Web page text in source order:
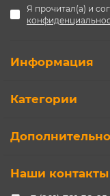
Я прочитал(а) и
Информация
Категории
Дополнительно
Наши контакты